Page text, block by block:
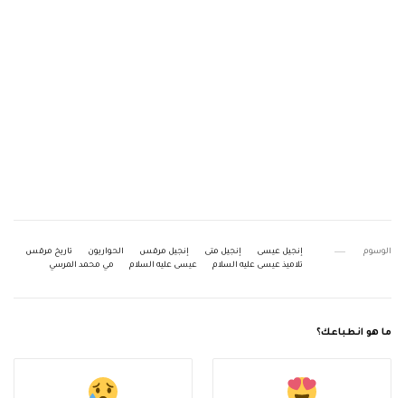
الوسوم إنجيل عيسى إنجيل متى إنجيل مرقس الحواريون
تاريخ مرقس
تلاميذ عيسى عليه السلام
عيسى عليه السلام مي محمد المرسي
ما هو انطباعك؟